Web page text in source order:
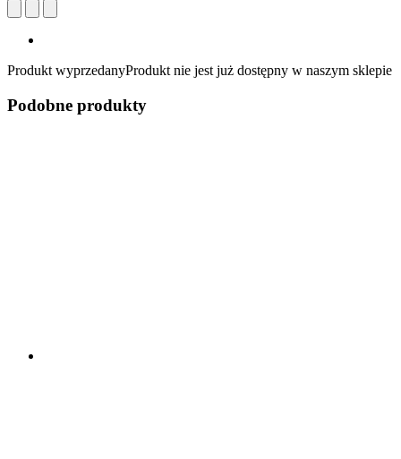
Produkt wyprzedanyProdukt nie jest już dostępny w naszym sklepie
Podobne produkty